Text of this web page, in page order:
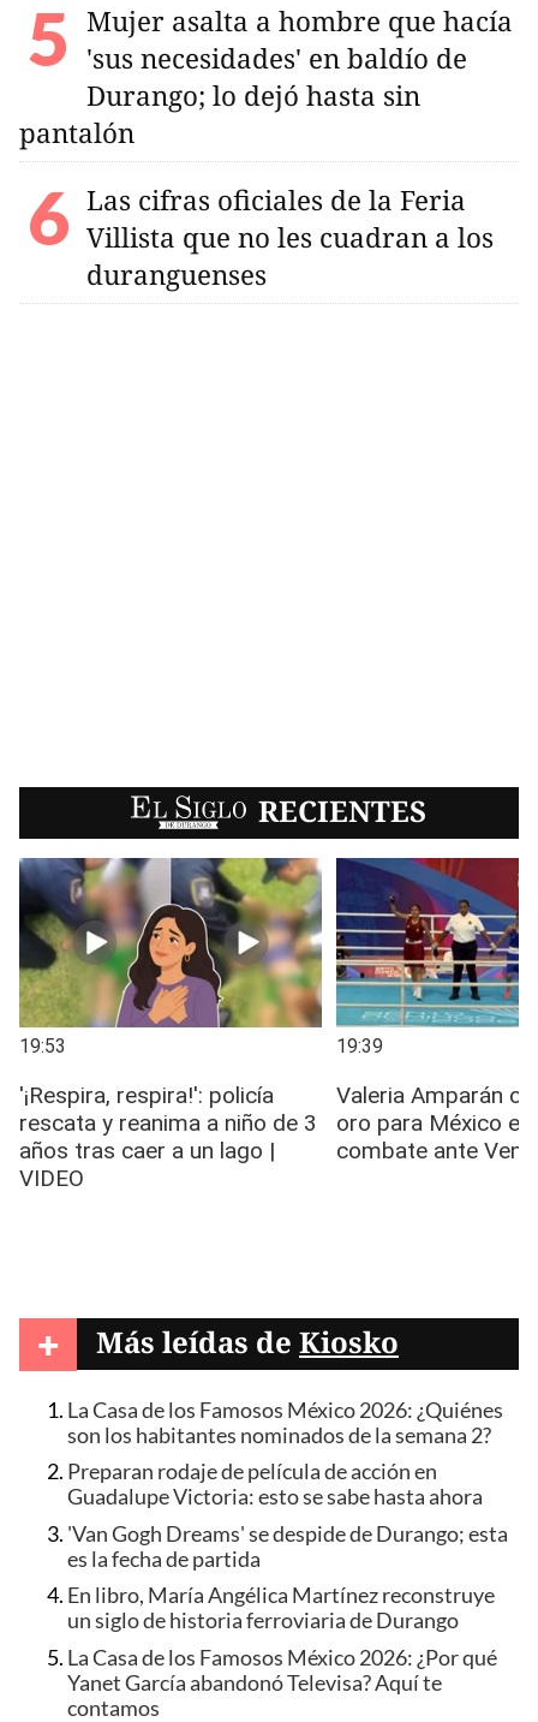
Mujer asalta a hombre que hacía
'sus necesidades' en baldío de
Durango; lo dejó hasta sin
pantalón
Las cifras oficiales de la Feria
Villista que no les cuadran a los
duranguenses
EL SIGLO RECIENTES
+ Más leídas de Kiosko
La Casa de los Famosos México 2026: ¿Quiénes
son los habitantes nominados de la semana 2?
Preparan rodaje de película de acción en
Guadalupe Victoria: esto se sabe hasta ahora
'Van Gogh Dreams' se despide de Durango; esta
es la fecha de partida
En libro, María Angélica Martínez reconstruye
un siglo de historia ferroviaria de Durango
La Casa de los Famosos México 2026: ¿Por qué
Yanet García abandonó Televisa? Aquí te
contamos